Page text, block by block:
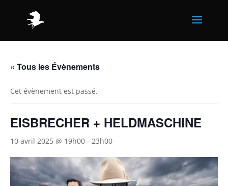
« Tous les Évènements
Cet évènement est passé.
EISBRECHER + HELDMASCHINE
10 avril 2025 @ 19h00 - 23h00